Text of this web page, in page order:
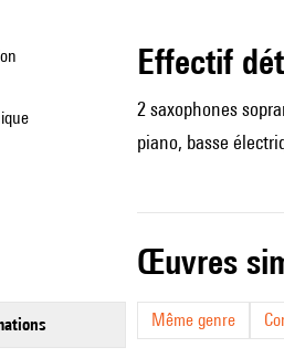
effectif
2 saxophones
piano, basse
œuvres
Même genre